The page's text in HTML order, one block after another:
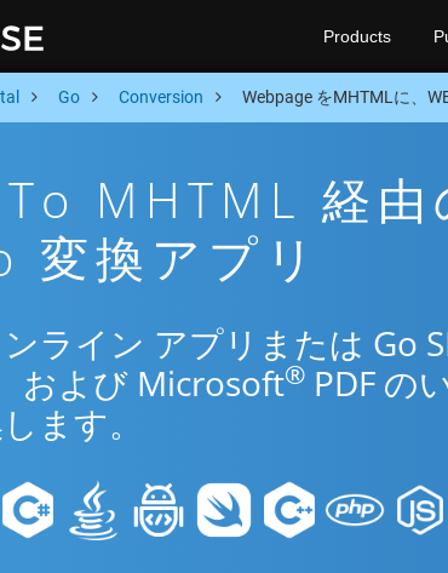
Products
Go Conversion Webpage をMHTMLに、
MHTML 経由
変換アプリ
ライン アプリまたは Go
および Microsoft® PDF の
ます。